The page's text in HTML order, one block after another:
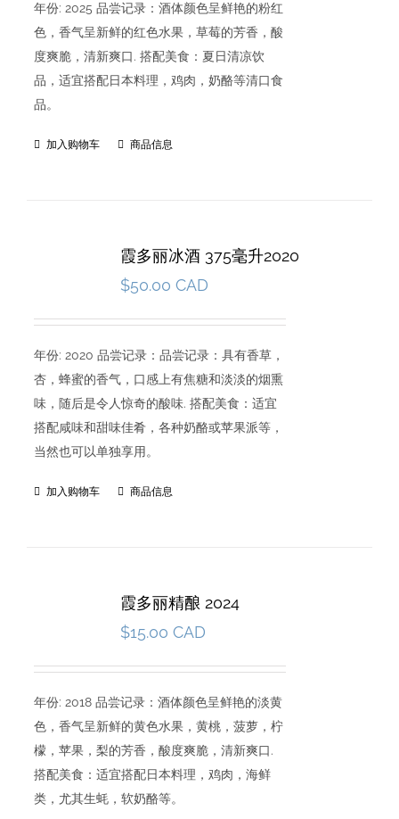
年份: 2025 品尝记录：酒体颜色呈鲜艳的粉红
色，香气呈新鲜的红色水果，草莓的芳香，酸
度爽脆，清新爽口. 搭配美食：夏日清凉饮
品，适宜搭配日本料理，鸡肉，奶酪等清口食
品。
加入购物车 商品信息
霞多丽冰酒 375毫升2020
$50.00 CAD
年份: 2020 品尝记录：品尝记录：具有香草，
杏，蜂蜜的香气，口感上有焦糖和淡淡的烟熏
味，随后是令人惊奇的酸味. 搭配美食：适宜
搭配咸味和甜味佳肴，各种奶酪或苹果派等，
当然也可以单独享用。
加入购物车 商品信息
霞多丽精酿 2024
$15.00 CAD
年份: 2018 品尝记录：酒体颜色呈鲜艳的淡黄
色，香气呈新鲜的黄色水果，黄桃，菠萝，柠
檬，苹果，梨的芳香，酸度爽脆，清新爽口.
搭配美食：适宜搭配日本料理，鸡肉，海鲜
类，尤其生蚝，软奶酪等。